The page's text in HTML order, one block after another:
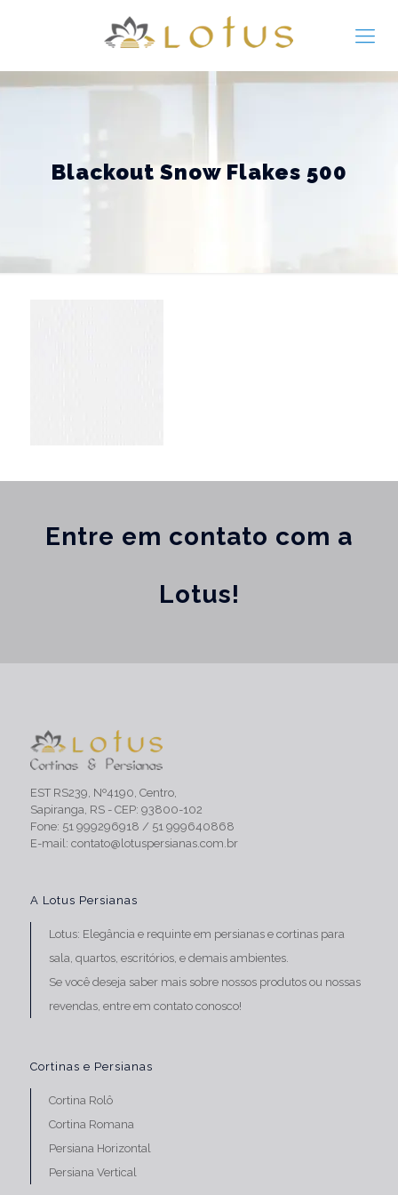
Blackout Snow Flakes 500
Entre em contato com a
Lotus!
EST RS239, Nº4190, Centro,
Sapiranga, RS - CEP: 93800-102
Fone: 51 999296918 / 51 999640868
E-mail: contato@lotuspersianas.com.br
A Lotus Persianas
Lotus: Elegância e requinte em persianas e cortinas para
sala, quartos, escritórios, e demais ambientes.
Se você deseja saber mais sobre nossos produtos ou nossas
revendas, entre em contato conosco!
Cortinas e Persianas
Cortina Rolô
Cortina Romana
Persiana Horizontal
Persiana Vertical